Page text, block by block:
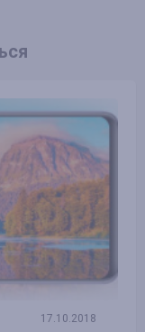
17.10.2018